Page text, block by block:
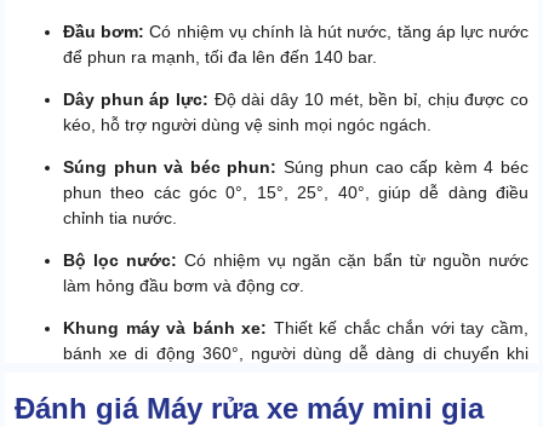
Đầu bơm:Có nhiệm vụ chính là hút nước, tăng áp lực nước
để phun ra mạnh, tối đa lên đến 140 bar.
Dây phun áp lực: Độ dài dây 10 mét, bền bỉ, chịu được co
kéo, hỗ trợ người dùng vệ sinh mọi ngóc ngách.
Súng phun và béc phun: Súng phun cao cấp kèm 4 béc
phun theo các góc 0°, 15°, 25°, 40°, giúp dễ dàng điều
chỉnh tia nước.
Bộ lọc nước: Có nhiệm vụ ngăn cặn bẩn từ nguồn nước
làm hỏng đầu bơm và động cơ.
Khung máy và bánh xe: Thiết kế chắc chắn với tay cầm,
bánh xe di động 360°, người dùng dễ dàng di chuyển khi
Đánh giá Máy rửa xe máy mini gia